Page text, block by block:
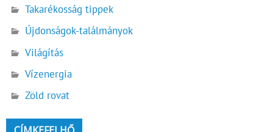
Takarékosság tippek
Újdonságok-találmányok
Világítás
Vízenergia
Zöld rovat